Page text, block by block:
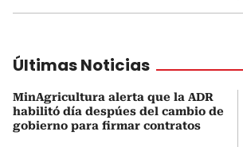
Últimas Noticias
MinAgricultura alerta que la ADR
habilitó día despúes del cambio de
gobierno para firmar contratos